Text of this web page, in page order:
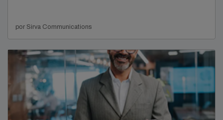
por Sirva Communications